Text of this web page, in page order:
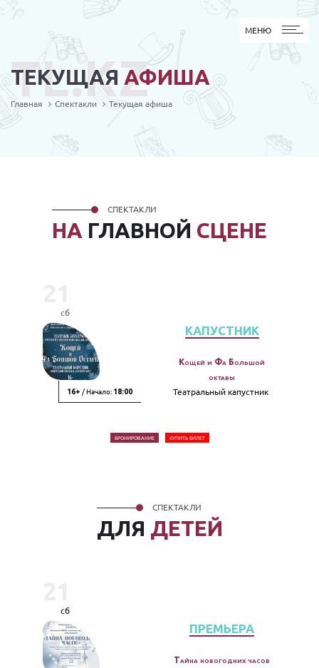
МЕНЮ
МЕНЮ
ТЕКУЩАЯ АФИША
TL.KZ
Главная Спектакли Текущая афиша
НА ГЛАВНОЙ СЦЕНЕ
СПЕКТАКЛИ
сб
16+ / Начало: 18:00
КАПУСТНИК
Кощей и Фа Большой
октавы
Театральный капустник
БРОНИРОВАНИЕ КУПИТЬ БИЛЕТ
ДЛЯ ДЕТЕЙ
СПЕКТАКЛИ
сб
ПРЕМЬЕРА
Тайна новогодних часов